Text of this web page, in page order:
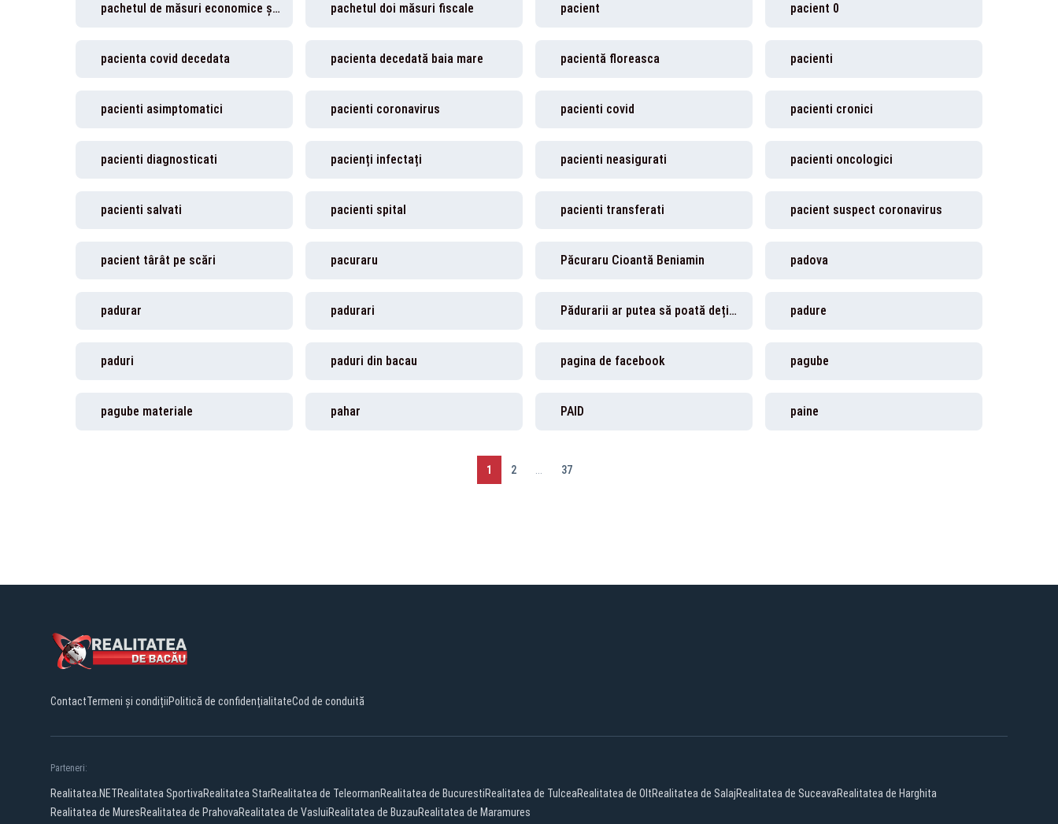
pachetul de măsuri economice și sociale pachetul doi măsuri fiscale pacient pacient 0
pacienta covid decedata pacienta decedată baia mare pacientă floreasca pacienti
pacienti asimptomatici pacienti coronavirus pacienti covid pacienti cronici
pacienti diagnosticati pacienți infectați pacienti neasigurati pacienti oncologici
pacienti salvati pacienti spital pacienti transferati pacient suspect coronavirus
pacient târât pe scări pacuraru Păcuraru Cioantă Beniamin padova
padurar padurari Pădurarii ar putea să poată deține arme letale padure
paduri paduri din bacau pagina de facebook pagube
pagube materiale pahar PAID paine
1 2 37
ContactTermeni și condițiiPolitică de confidențialitateCod de conduită
Parteneri:
Realitatea.NETRealitatea SportivaRealitatea StarRealitatea de TeleormanRealitatea de BucurestiRealitatea de TulceaRealitatea de OltRealitatea de SalajRealitatea de SuceavaRealitatea de Harghita
Realitatea de MuresRealitatea de PrahovaRealitatea de VasluiRealitatea de BuzauRealitatea de Maramures